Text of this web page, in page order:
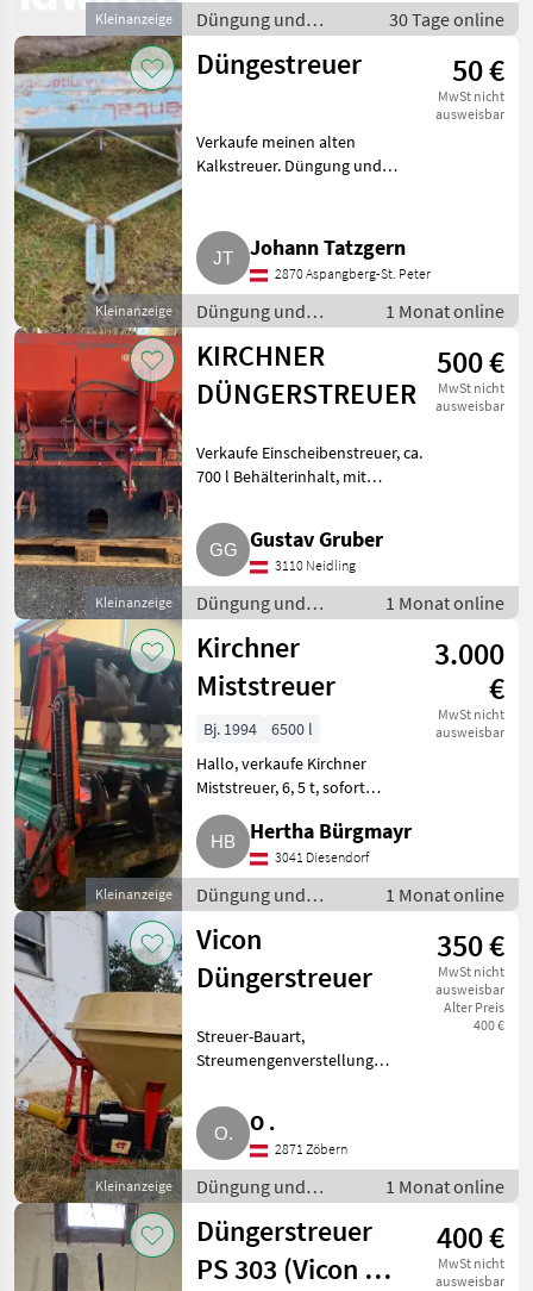
Kleinanzeige
Beregnung
Mineraldüngerstreuer/Wiegest
Düngung und
Beregnung /
Mineraldüngerstreuer/Wiegestreuer
30 Tage online
Kleinanzeige
Düngestreuer 50 €
MwSt nicht
ausweisbar
Verkaufe meinen alten
Kalkstreuer. Düngung und
Johann Tatzgern
2870 Aspangberg-St. Peter
Düngung und
Beregnung /
Mineraldüngerstreuer/Wiegestreuer
1 Monat online
Kleinanzeige
KIRCHNER
DÜNGERSTREUER
500 €
MwSt nicht
ausweisbar
Verkaufe Einscheibenstreuer, ca.
700 l Behälterinhalt, mit
Schieberöffnung und
Streuschürze. Düngung und
Beregnung
Mineraldüngerstreuer/Wieges
Gustav Gruber
3110 Neidling
Düngung und
Beregnung /
Mineraldüngerstreuer/Wiegestreuer
1 Monat online
Kleinanzeige
Kirchner
Miststreuer
3.000
€
MwSt nicht
ausweisbar
Bj. 1994
6500 l
Hallo, verkaufe Kirchner
Miststreuer, 6, 5 t, sofort
einsatzbereit. € 3.000, -.
Bürgmayr Franz, Schöngasse 1,
3.041 Diesendorf. Düngung und
Beregnung Mineraldüngerstre
Hertha Bürgmayr
3041 Diesendorf
Düngung und
Beregnung /
Mineraldüngerstreuer/Wiegestreuer
1 Monat online
Kleinanzeige
Vicon
Düngerstreuer
350 €
MwSt nicht
ausweisbar
Alter Preis
400 €
Streuer-Bauart,
Streumengenverstellung
Pendeldüngerstreuer. Der
Streuer befindet sich in einem
sehr guten Zustand und ist
sofort einsatzbereit. D
O .
2871 Zöbern
Düngung und
Beregnung /
Mineraldüngerstreuer/Wiegestreuer
1 Monat online
Düngerstreuer
PS 303 (Vicon PS
400 €
MwSt nicht
ausweisbar